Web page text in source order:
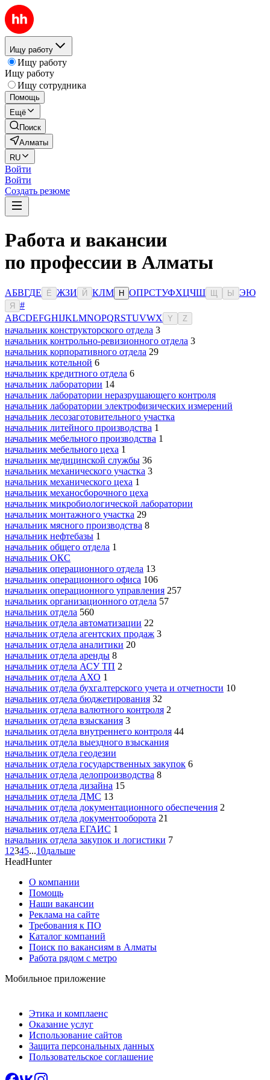
Ищу работу
Ищу работу
Ищу работу
Ищу сотрудника
Помощь
Ещё
Поиск
Алматы
RU
Войти
Войти
Создать резюме
Работа и вакансии
по профессии в Алматы
АБВГДЕ Ё ЖЗИ Й КЛМ Н ОПРСТУФХЦЧШ Ы ЭЮ
Я
#
ABCDEFGHIJKLMNOPQRSTUVWX Y Z
начальник конструкторского отдела 3
начальник контрольно-ревизионного отдела 3
начальник корпоративного отдела 29
начальник котельной 6
начальник кредитного отдела 6
начальник лаборатории 14
начальник лаборатории неразрушающего контроля
начальник лаборатории электрофизических измерений
начальник лесозаготовительного участка
начальник литейного производства 1
начальник мебельного производства 1
начальник мебельного цеха 1
начальник медицинской службы 36
начальник механического участка 3
начальник механического цеха 1
начальник механосборочного цеха
начальник микробиологической лаборатории
начальник монтажного участка 29
начальник мясного производства 8
начальник нефтебазы 1
начальник общего отдела 1
начальник ОКС
начальник операционного отдела 13
начальник операционного офиса 106
начальник операционного управления 257
начальник организационного отдела 57
начальник отдела 560
начальник отдела автоматизации 22
начальник отдела агентских продаж 3
начальник отдела аналитики 20
начальник отдела аренды 8
начальник отдела АСУ ТП 2
начальник отдела АХО 1
начальник отдела бухгалтерского учета и отчетности 10
начальник отдела бюджетирования 32
начальник отдела валютного контроля 2
начальник отдела взыскания 3
начальник отдела внутреннего контроля 44
начальник отдела выездного взыскания
начальник отдела геодезии
начальник отдела государственных закупок 6
начальник отдела делопроизводства 8
начальник отдела дизайна 15
начальник отдела ДМС 13
начальник отдела документационного обеспечения 2
начальник отдела документооборота 21
начальник отдела ЕГАИС 1
начальник отдела закупок и логистики 7
1 2345...10дальше
HeadHunter
О компании
Помощь
Наши вакансии
Реклама на сайте
Требования к ПО
Каталог компаний
Поиск по вакансиям в Алматы
Работа рядом с метро
Мобильное приложение
Этика и комплаенс
Оказание услуг
Использование сайтов
Защита персональных данных
Пользовательское соглашение